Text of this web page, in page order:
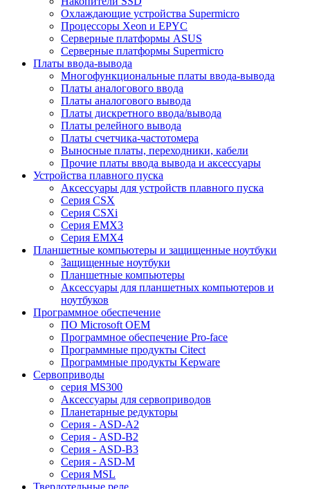
Охлаждающие устройства Supermicro
Процессоры Xeon и EPYC
Серверные платформы ASUS
Серверные платформы Supermicro
Платы ввода-вывода
Многофункциональные платы ввода-вывода
Платы аналогового ввода
Платы аналогового вывода
Платы дискретного ввода/вывода
Платы релейного вывода
Платы счетчика-частотомера
Выносные платы, переходники, кабели
Прочие платы ввода вывода и аксессуары
Устройства плавного пуска
Аксессуары для устройств плавного пуска
Серия CSX
Серия CSXi
Серия EMX3
Серия EMX4
Планшетные компьютеры и защищенные ноутбуки
Защищенные ноутбуки
Планшетные компьютеры
Аксессуары для планшетных компьютеров и
ноутбуков
Программное обеспечение
ПО Microsoft OEM
Программное обеспечение Pro-face
Программные продукты Citect
Программные продукты Kepware
Сервоприводы
серия MS300
Аксессуары для сервоприводов
Планетарные редукторы
Серия - ASD-A2
Серия - ASD-B2
Серия - ASD-B3
Серия - ASD-M
Серия MSL
Твердотельные реле